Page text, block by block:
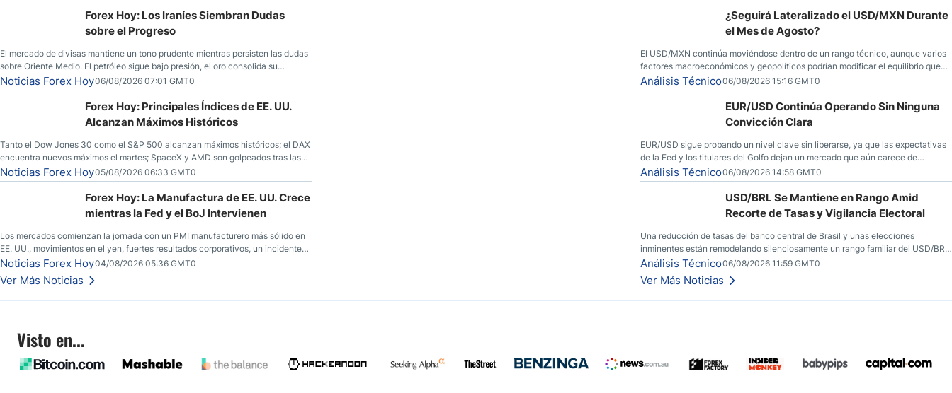
Forex Hoy: Los Iraníes Siembran Dudas
sobre el Progreso
El mercado de divisas mantiene un tono prudente mientras persisten las dudas
sobre Oriente Medio. El petróleo sigue bajo presión, el oro consolida su
fortaleza y los operadores esperan nuevas referencias económicas desde
Estados Unidos.
Noticias Forex Hoy06/08/2026 07:01 GMT0
Forex Hoy: Principales Índices de EE. UU.
Alcanzan Máximos Históricos
Tanto el Dow Jones 30 como el S&P 500 alcanzan máximos históricos; el DAX
encuentra nuevos máximos el martes; SpaceX y AMD son golpeados tras las
llamadas de ganancias; el petróleo crudo cae por debajo de los $80 con
nuevas esperanzas; el dólar estadounidense continúa intentando estabilizarse
frente al yen; el peso mexicano ve un repunte a medida que las tasas caen en
Noticias Forex Hoy05/08/2026 06:33 GMT0
Forex Hoy: La Manufactura de EE. UU. Crece
mientras la Fed y el BoJ Intervienen
Los mercados comienzan la jornada con un PMI manufacturero más sólido en
EE. UU., movimientos en el yen, fuertes resultados corporativos, un incidente
de seguridad en Bitcoin y nuevas señales desde el mercado del petróleo.
Noticias Forex Hoy04/08/2026 05:36 GMT0
Ver Más Noticias
¿Seguirá Lateralizado el USD/MXN Durante
el Mes de Agosto?
El USD/MXN continúa moviéndose dentro de un rango técnico, aunque varios
factores macroeconómicos y geopolíticos podrían modificar el equilibrio que
ha dominado al mercado en las últimas semanas.
Análisis Técnico06/08/2026 15:16 GMT0
EUR/USD Continúa Operando Sin Ninguna
Convicción Clara
EUR/USD sigue probando un nivel clave sin liberarse, ya que las expectativas
de la Fed y los titulares del Golfo dejan un mercado que aún carece de
convicción real.
Análisis Técnico06/08/2026 14:58 GMT0
USD/BRL Se Mantiene en Rango Amid
Recorte de Tasas y Vigilancia Electoral
Una reducción de tasas del banco central de Brasil y unas elecciones
inminentes están remodelando silenciosamente un rango familiar del USD/BRL.
Una reducción de tasas por parte del banco central de Brasil y unas elecciones
inminentes están remodelando silenciosamente un rango familiar del USD/BRL.
Esto es lo que los traders están observando a continuación.
Análisis Técnico06/08/2026 11:59 GMT0
Ver Más Noticias
Visto en...